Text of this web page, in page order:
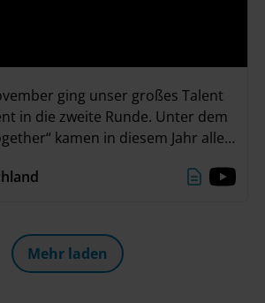
ging unser großes Talent
in die zweite Runde. Unter dem
kamen in diesem Jahr alle
Office in Düsseldorf
Workshop und viel Zeit zum
hinter uns. Ein großes Danke an
Mehr laden